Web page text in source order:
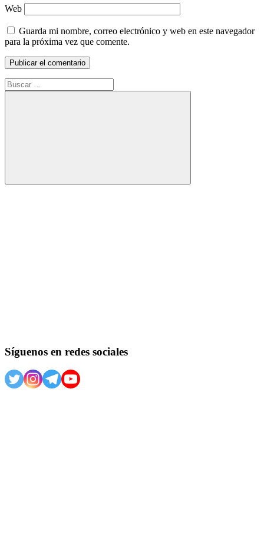
Web
Guarda mi nombre, correo electrónico y web en este navegador
para la próxima vez que comente.
Buscar:
Buscar
Síguenos en redes sociales